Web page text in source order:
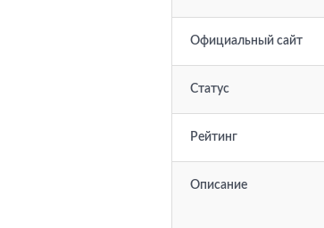
Официальный сайт
Статус
Рейтинг
Описание